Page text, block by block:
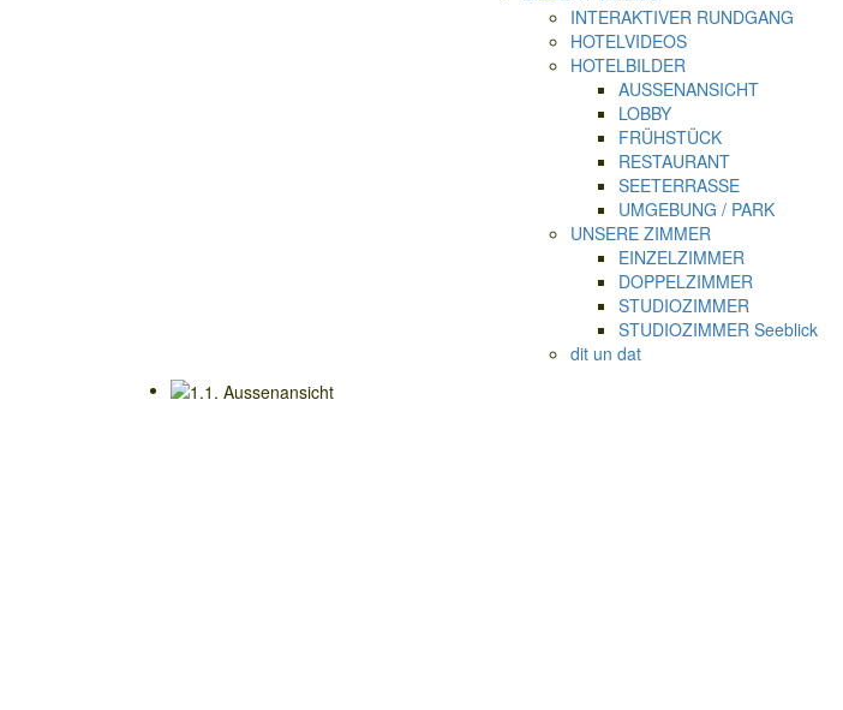
INTERAKTIVER RUNDGANG
HOTELVIDEOS
HOTELBILDER
AUSSENANSICHT
LOBBY
FRÜHSTÜCK
RESTAURANT
SEETERRASSE
UMGEBUNG / PARK
UNSERE ZIMMER
EINZELZIMMER
DOPPELZIMMER
STUDIOZIMMER
STUDIOZIMMER Seeblick
dit un dat